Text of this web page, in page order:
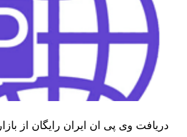
دریافت وی پی ان ایران رایگان از